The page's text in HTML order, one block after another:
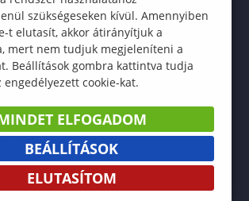
szükségeseken kívül. Amennyiben
t elutasít, akkor átirányítjuk a
mert nem tudjuk megjeleníteni a
Beállítások gombra kattintva tudja
cookie-kat.
ELFOGADOM
BEÁLLÍTÁSOK
ELUTASÍTOM